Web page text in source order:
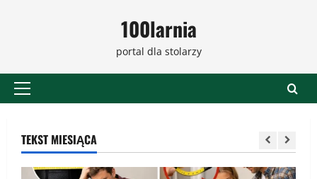
100larnia
portal dla stolarzy
Menu
TEKST MIESIĄCA